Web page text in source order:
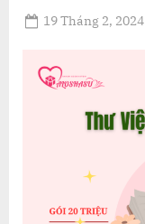
Posted
19 Tháng 2, 2024